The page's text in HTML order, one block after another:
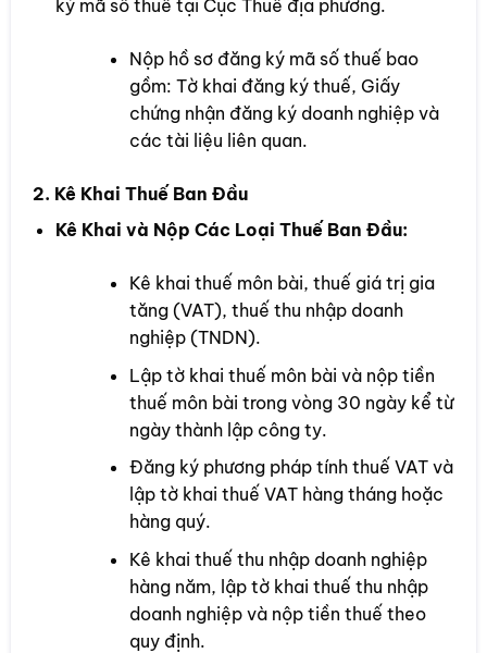
ký mã số thuế tại Cục Thuế địa phương.
Nộp hồ sơ đăng ký mã số thuế bao
gồm: Tờ khai đăng ký thuế, Giấy
chứng nhận đăng ký doanh nghiệp và
các tài liệu liên quan.
2. Kê Khai Thuế Ban Đầu
Kê Khai và Nộp Các Loại Thuế Ban Đầu:
Kê khai thuế môn bài, thuế giá trị gia
tăng (VAT), thuế thu nhập doanh
nghiệp (TNDN).
Lập tờ khai thuế môn bài và nộp tiền
thuế môn bài trong vòng 30 ngày kể từ
ngày thành lập công ty.
Đăng ký phương pháp tính thuế VAT và
lập tờ khai thuế VAT hàng tháng hoặc
hàng quý.
Kê khai thuế thu nhập doanh nghiệp
hàng năm, lập tờ khai thuế thu nhập
doanh nghiệp và nộp tiền thuế theo
quy định.